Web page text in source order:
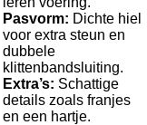
Pasvorm: Dichte hiel
voor extra steun en
dubbele
klittenbandsluiting.
Extra’s: Schattige
details zoals franjes
en een hartje.